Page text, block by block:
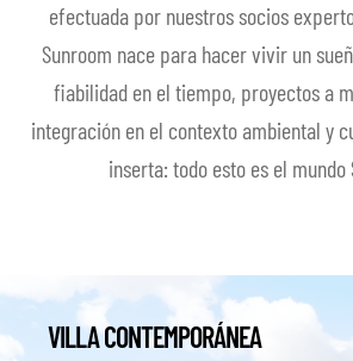
efectuada por nuestros socios
Sunroom nace para hacer vivir un
fiabilidad en el tiempo, proyectos a
integración en el contexto ambiental y
inserta: todo esto es el mundo
VILLA CONTEMPORÁNEA